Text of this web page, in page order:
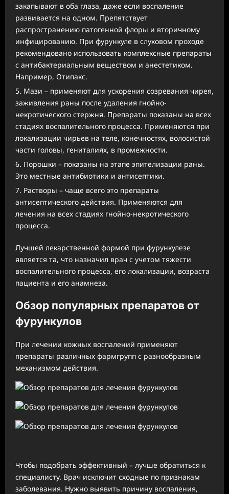
закапывают в оба глаза, даже если воспаление
развивается на одном. Препятствует
распространению патогенной флоры и вторичному
инфицированию. При фурункуле в слуховом проходе
рекомендовано использовать комплексные препараты
с антибактериальным веществом и анестетиком.
Например, Отипакс.
Мази – применяют для ускорения созревания чирея,
заживления раны после удаления гнойно-
некротического стержня. Препараты показаны на всех
стадиях воспалительного процесса. Применяются при
локализации чирьев на теле, конечностях, волосистой
части головы, гениталиях, в промежности.
Порошки – показаны на этапе эпителизации раны.
Это местные антибиотики и антисептики.
Растворы – чаще всего это препараты
антисептического действия. Применяются для
лечения на всех стадиях гнойно-некротического
процесса.
Лучшей лекарственной формой при фурункулезе
является та, что назначил врач с учетом тяжести
воспалительного процесса, его локализации, возраста
пациента и его анамнеза.
Обзор популярных препаратов от
фурункулов
При лечении кожных воспалений применяют
препараты различных фармгрупп с разнообразным
механизмом действия.
Чтобы подобрать эффективный – лучше обратиться к
специалисту. Врач исключит сходные по признакам
заболевания. Нужно выявить причину воспаления,